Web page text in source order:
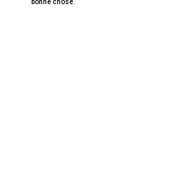
bonne chose.